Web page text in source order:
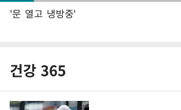
'문 열고 냉방중'
건강 365